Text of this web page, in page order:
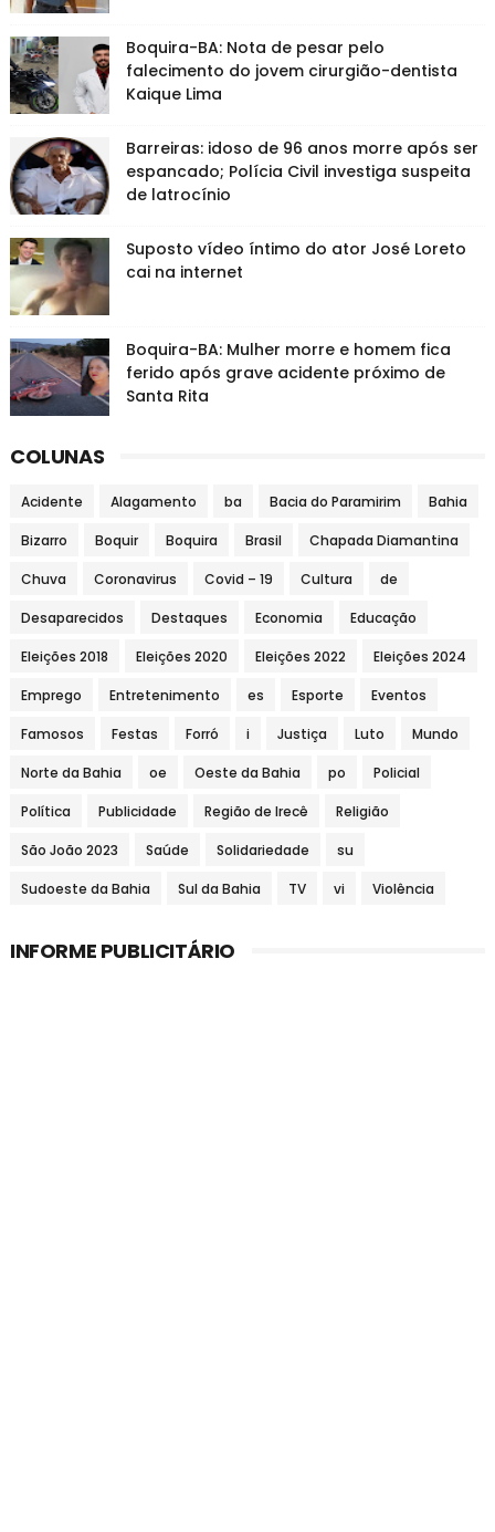
Boquira-BA: Nota de pesar pelo
falecimento do jovem cirurgião-dentista
Kaique Lima
Barreiras: idoso de 96 anos morre após ser
espancado; Polícia Civil investiga suspeita
de latrocínio
Suposto vídeo íntimo do ator José Loreto
cai na internet
Boquira-BA: Mulher morre e homem fica
ferido após grave acidente próximo de
Santa Rita
COLUNAS
Acidente Alagamento ba Bacia do Paramirim Bahia
Bizarro Boquir Boquira Brasil Chapada Diamantina
Chuva Coronavirus Covid – 19 Cultura de
Desaparecidos Destaques Economia Educação
Eleições 2018 Eleições 2020 Eleições 2022 Eleições 2024
Emprego Entretenimento es Esporte Eventos
Famosos Festas Forró i Justiça Luto Mundo
Norte da Bahia oe Oeste da Bahia po Policial
Política Publicidade Região de Irecê Religião
São João 2023 Saúde Solidariedade su
Sudoeste da Bahia Sul da Bahia TV vi Violência
INFORME PUBLICITÁRIO